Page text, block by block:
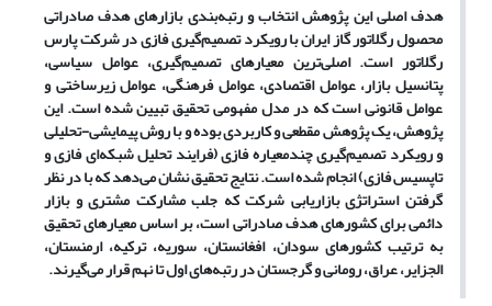
هدف اصلی این پژوهش انتخاب و رتبهبندی بازارهای هدف صادراتی
محصول رگلاتور گاز ایران با رویکرد تصمیمگیری فازی در شرکت پارس
رگلاتور است. اصلیترین معیارهای تصمیمگیری، عوامل سیاسی،
پتانسیل بازار، عوامل اقتصادی، عوامل فرهنگی، عوامل زیرساختی و
عوامل قانونی است که در مدل مفهومی تحقیق تبیین شده است. این
پژوهش، یک پژوهش مقطعی و کاربردی بوده و با روش پیمایشی-تحلیلی
و رویکرد تصمیمگیری چندمعیاره فازی (فرایند تحلیل شبکهای فازی و
تاپسیس فازی) انجام شده است. نتایج تحقیق نشان میدهد که با در نظر
گرفتن استراتژی بازاریابی شرکت که جلب مشارکت مشتری و بازار
دائمی برای کشورهای هدف صادراتی است، بر اساس معیارهای تحقیق
به ترتیب کشورهای سودان، افغانستان، سوریه، ترکیه، ارمنستان،
الجزایر، عراق، رومانی و گرجستان در رتبههای اول تا نهم قرار میگیرند.